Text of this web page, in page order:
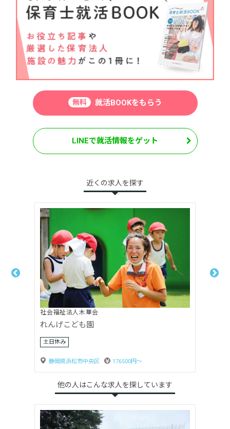
無料 就活BOOKをもらう
LINEで就活情報をゲット
近くの求人を探す
社会福祉法人木華会
れんげこども園
土日休み
静岡県浜松市中央区 176500円〜
他の人はこんな求人を探しています